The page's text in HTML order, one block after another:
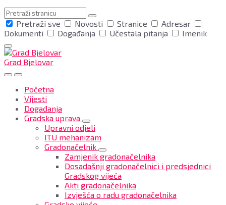
Pretraga
Pretraži sve
Novosti Stranice
Adresar
Dokumenti
Događanja Učestala pitanja Imenik
Grad Bjelovar
Početna
Vijesti
Događanja
Gradska uprava
Upravni odjeli
ITU mehanizam
Gradonačelnik
Zamjenik gradonačelnika
Dosadašnji gradonačelnici i predsjednici
Gradskog vijeća
Akti gradonačelnika
Izvješća o radu gradonačelnika